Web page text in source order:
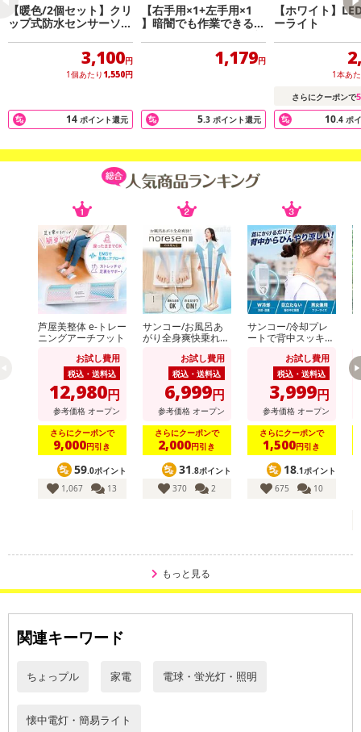
【暖色/2個セット】クリ
ップ式防水センサーソー
3,100円
1個あたり 1,550円
14 ポイント還元
【右手用×1+左手用×1
】暗闇でも作業できるL
EDライト付きグローブ
1,179円
5.3 ポイント還元
【ホワイト】
ーライト
1本あ
さらにクーポンで
10.4 ポ
芦屋美整体 e-トレー
ニングアーチフット
お試し費用
税込・送料込
12,980円
参考価格 オープン
さらにクーポンで
9,000円引き
59.0ポイント
1,067
13
サンコー/お風呂あ
がり全身爽快乗れる
2」(濡れたままOK/
のるだけでON/耐荷
重120kg)/MATFAN
HWH
お試し費用
税込・送料込
6,999円
参考価格 オープン
さらにクーポンで
2,000円引き
31.8ポイント
370
2
サンコー/冷却プレ
ートで背中スッキリ
ル」 (冷却プレート
&送風のW冷却/吸気
口/男女兼用)/SENA
CLSWH
お試し費用
税込・送料込
3,999円
参考価格 オープン
さらにクーポンで
1,500円引き
18.1ポイント
675
10
もっと見る
関連キーワード
ちょっプル 家電 電球・蛍光灯・照明
懐中電灯・簡易ライト